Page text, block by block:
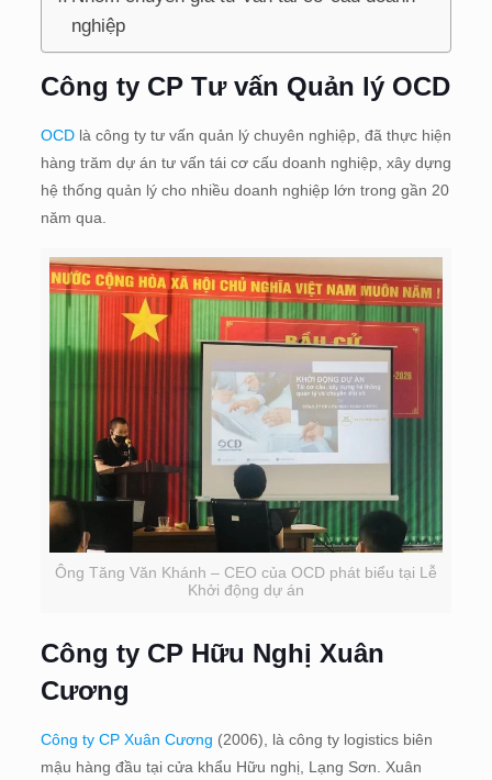
nghiệp
Công ty CP Tư vấn Quản lý OCD
OCDlà công ty tư vấn quản lý chuyên nghiệp, đã thực hiện
hàng trăm dự án tư vấn tái cơ cấu doanh nghiệp, xây dựng
hệ thống quản lý cho nhiều doanh nghiệp lớn trong gần 20
năm qua.
Ông Tăng Văn Khánh – CEO của OCD phát biểu tại Lễ
Khởi động dự án
Công ty CP Hữu Nghị Xuân
Cương
Công ty CP Xuân Cương (2006), là công ty logistics biên
mậu hàng đầu tại cửa khẩu Hữu nghị, Lạng Sơn. Xuân